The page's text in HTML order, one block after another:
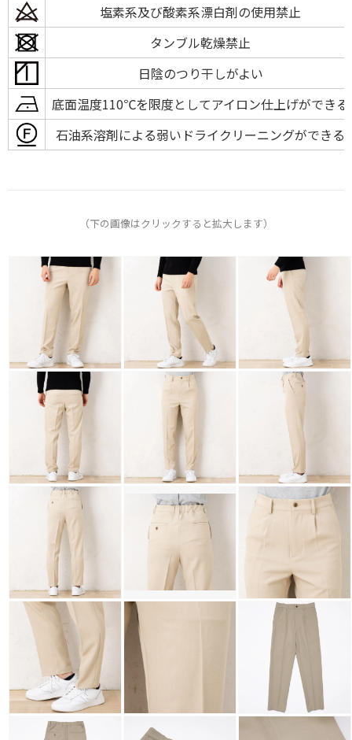
塩素系及び酸素系漂白剤の使用禁止
タンブル乾燥禁止
日陰のつり干しがよい
底面温度110℃を限度としてアイロン仕上げができる
石油系溶剤による弱いドライクリーニングができる
（下の画像はクリックすると拡大します）